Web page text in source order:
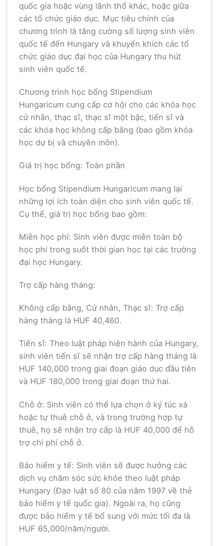
quốc gia hoặc vùng lãnh thổ khác, hoặc giữa
các tổ chức giáo dục. Mục tiêu chính của
chương trình là tăng cường số lượng sinh viên
quốc tế đến Hungary và khuyến khích các tổ
chức giáo dục đại học của Hungary thu hút
sinh viên quốc tế.
Chương trình học bổng Stipendium
Hungaricum cung cấp cơ hội cho các khóa học
cử nhân, thạc sĩ, thạc sĩ một bậc, tiến sĩ và
các khóa học không cấp bằng (bao gồm khóa
học dự bị và chuyên môn).
Giá trị học bổng: Toàn phần
Học bổng Stipendium Hungaricum mang lại
những lợi ích toàn diện cho sinh viên quốc tế.
Cụ thể, giá trị học bổng bao gồm:
Miễn học phí: Sinh viên được miễn toàn bộ
học phí trong suốt thời gian học tại các trường
đại học Hungary.
Trợ cấp hàng tháng:
Không cấp bằng, Cử nhân, Thạc sĩ: Trợ cấp
hàng tháng là HUF 40,460.
Tiến sĩ: Theo luật pháp hiện hành của Hungary,
sinh viên tiến sĩ sẽ nhận trợ cấp hàng tháng là
HUF 140,000 trong giai đoạn giáo dục đầu tiên
và HUF 180,000 trong giai đoạn thứ hai.
Chỗ ở: Sinh viên có thể lựa chọn ở ký túc xá
hoặc tự thuê chỗ ở, và trong trường hợp tự
thuê, họ sẽ nhận trợ cấp là HUF 40,000 để hỗ
trợ chi phí chỗ ở.
Bảo hiểm y tế: Sinh viên sẽ được hưởng các
dịch vụ chăm sóc sức khỏe theo luật pháp
Hungary (Đạo luật số 80 của năm 1997 về thẻ
bảo hiểm y tế quốc gia). Ngoài ra, họ cũng
được bảo hiểm y tế bổ sung với mức tối đa là
HUF 65,000/năm/người.